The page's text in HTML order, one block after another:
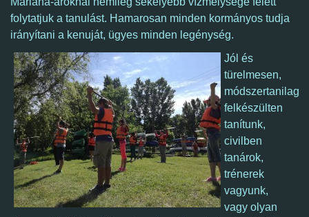
folytatjuk a tanulást. Hamarosan minden kormányos tudja
irányítani a kenuját, ügyes minden legénység.
Jól és
türelmesen,
módszertanilag
felkészülten
tanítunk,
civilben
tanárok,
trénerek
vagyunk,
vagy olyan